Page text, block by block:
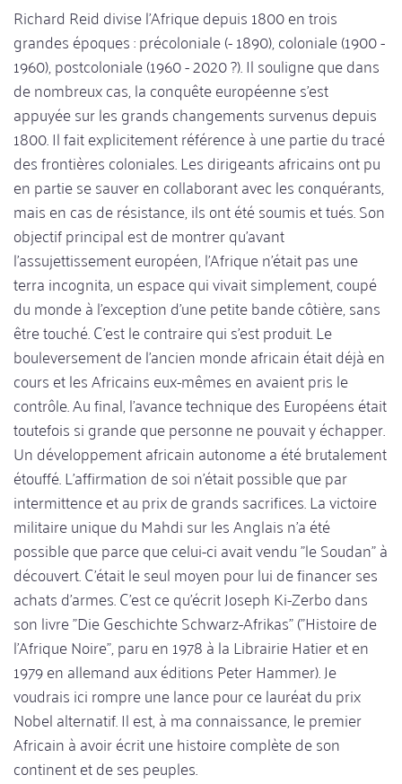
Richard Reid divise l'Afrique depuis 1800 en trois
grandes époques : précoloniale (- 1890), coloniale (1900 -
1960), postcoloniale (1960 - 2020 ?). Il souligne que dans
de nombreux cas, la conquête européenne s'est
appuyée sur les grands changements survenus depuis
1800. Il fait explicitement référence à une partie du tracé
des frontières coloniales. Les dirigeants africains ont pu
en partie se sauver en collaborant avec les conquérants,
mais en cas de résistance, ils ont été soumis et tués. Son
objectif principal est de montrer qu'avant
l'assujettissement européen, l'Afrique n'était pas une
terra incognita, un espace qui vivait simplement, coupé
du monde à l'exception d'une petite bande côtière, sans
être touché. C'est le contraire qui s'est produit. Le
bouleversement de l'ancien monde africain était déjà en
cours et les Africains eux-mêmes en avaient pris le
contrôle. Au final, l'avance technique des Européens était
toutefois si grande que personne ne pouvait y échapper.
Un développement africain autonome a été brutalement
étouffé. L'affirmation de soi n'était possible que par
intermittence et au prix de grands sacrifices. La victoire
militaire unique du Mahdi sur les Anglais n'a été
possible que parce que celui-ci avait vendu "le Soudan" à
découvert. C'était le seul moyen pour lui de financer ses
achats d'armes. C'est ce qu'écrit Joseph Ki-Zerbo dans
son livre "Die Geschichte Schwarz-Afrikas" ("Histoire de
l'Afrique Noire", paru en 1978 à la Librairie Hatier et en
1979 en allemand aux éditions Peter Hammer). Je
voudrais ici rompre une lance pour ce lauréat du prix
Nobel alternatif. Il est, à ma connaissance, le premier
Africain à avoir écrit une histoire complète de son
continent et de ses peuples.